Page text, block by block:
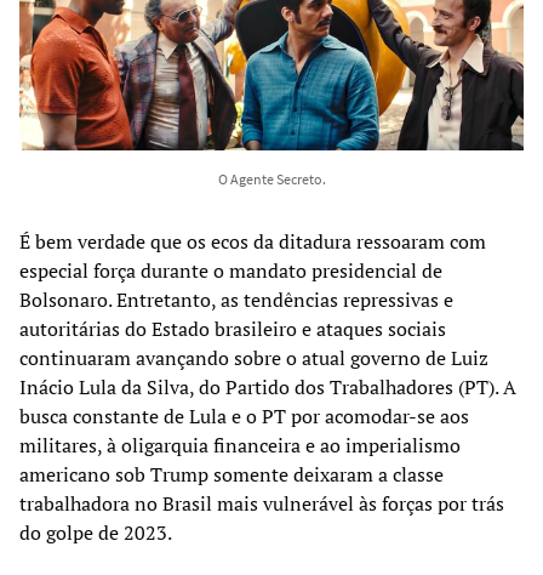
O Agente Secreto.
É bem verdade que os ecos da ditadura ressoaram com
especial força durante o mandato presidencial de
Bolsonaro. Entretanto, as tendências repressivas e
autoritárias do Estado brasileiro e ataques sociais
continuaram avançando sobre o atual governo de Luiz
Inácio Lula da Silva, do Partido dos Trabalhadores (PT). A
busca constante de Lula e o PT por acomodar-se aos
militares, à oligarquia financeira e ao imperialismo
americano sob Trump somente deixaram a classe
trabalhadora no Brasil mais vulnerável às forças por trás
do golpe de 2023.